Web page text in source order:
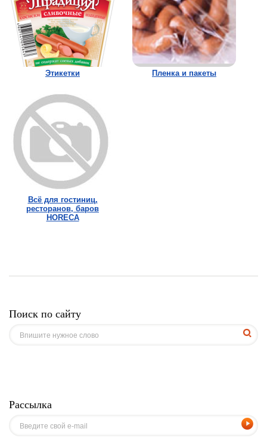
Этикетки Пленка и пакеты
Всё для гостиниц,
ресторанов, баров
HORECA
Поиск по сайту
Рассылка